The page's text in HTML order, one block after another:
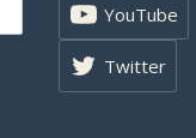
YouTube
Twitter